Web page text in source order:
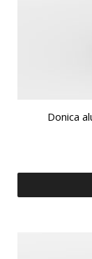
Donica